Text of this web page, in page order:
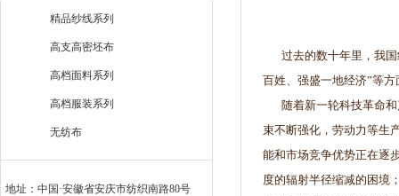
精品纱线系列
高支高密坯布
高档面料系列
高档服装系列
无纺布
地址：中国·安徽省安庆市纺织南路80号
过去的数十年里，我国
百姓、强盛一地经济”等
随着新一轮科技革命和
束不断强化，劳动力等生
能和市场竞争优势正在逐
度的辐射半径缩减的困境